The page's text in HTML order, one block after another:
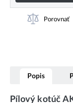
Porovnať
Popis
Pílový kotúč